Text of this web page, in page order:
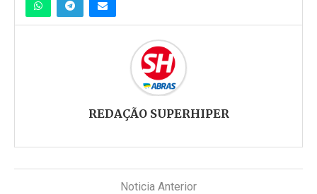
REDAÇÃO SUPERHIPER
Noticia Anterior